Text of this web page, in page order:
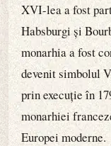
XVI-lea a fost
Habsburgi și
monarhia a fost
devenit simbolul
prin execuție în
monarhiei
Europei moderne.